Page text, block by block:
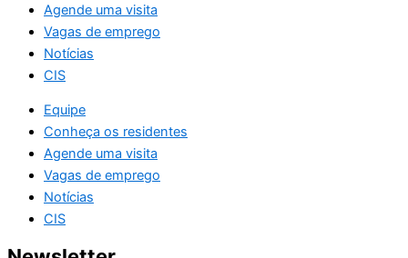
Agende uma visita
Vagas de emprego
Notícias
CIS
Equipe
Conheça os residentes
Agende uma visita
Vagas de emprego
Notícias
CIS